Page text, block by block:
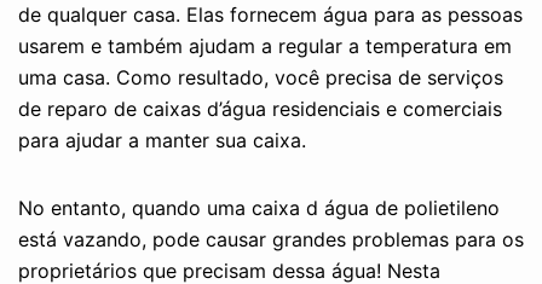
de qualquer casa. Elas fornecem água para as pessoas
usarem e também ajudam a regular a temperatura em
uma casa. Como resultado, você precisa de serviços
de reparo de caixas d’água residenciais e comerciais
para ajudar a manter sua caixa.
No entanto, quando uma caixa d água de polietileno
está vazando, pode causar grandes problemas para os
proprietários que precisam dessa água! Nesta